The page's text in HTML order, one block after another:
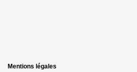
Mentions légales